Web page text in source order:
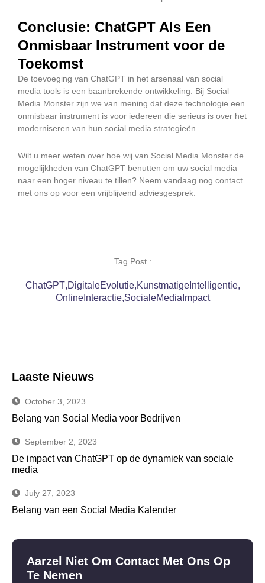
Conclusie: ChatGPT Als Een
Onmisbaar Instrument voor de
Toekomst
De toevoeging van ChatGPT in het arsenaal van social
media tools is een baanbrekende ontwikkeling. Bij Social
Media Monster zijn we van mening dat deze technologie een
onmisbaar instrument is voor iedereen die serieus is over het
moderniseren van hun social media strategieën.
Wilt u meer weten over hoe wij van Social Media Monster de
mogelijkheden van ChatGPT benutten om uw social media
naar een hoger niveau te tillen? Neem vandaag nog contact
met ons op voor een vrijblijvend adviesgesprek.
Tag Post :
ChatGPT,DigitaleEvolutie,KunstmatigeIntelligentie,
OnlineInteractie,SocialeMediaImpact
Laaste Nieuws
October 3, 2023
Belang van Social Media voor Bedrijven
September 2, 2023
De impact van ChatGPT op de dynamiek van sociale
media
July 27, 2023
Belang van een Social Media Kalender
Aarzel Niet Om Contact Met Ons Op
Te Nemen